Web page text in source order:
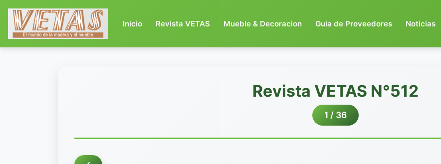
Inicio(current)
Revista VETAS Mueble & Decoracion Guia de Proveedores Noticias
Revista VETAS N°512
1 / 36